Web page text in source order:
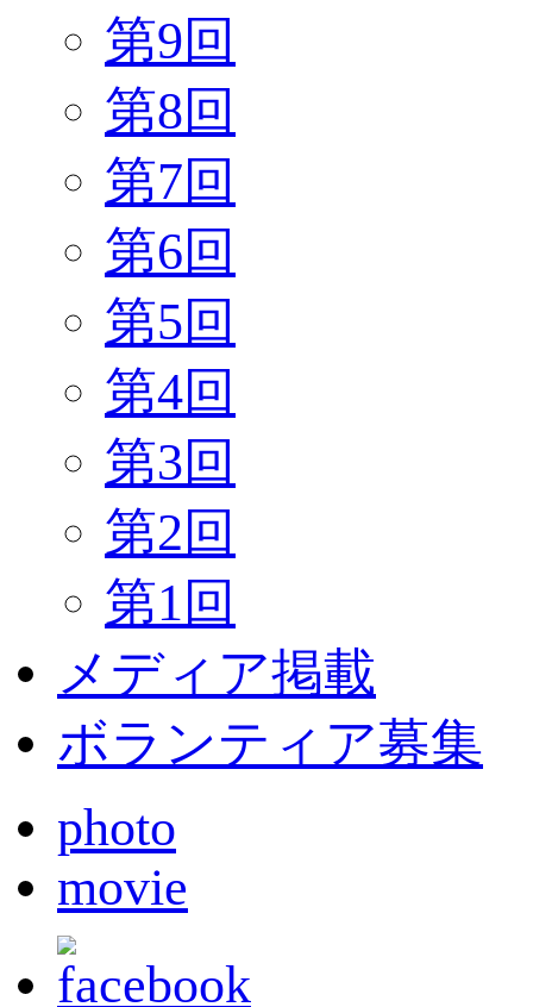
第9回
第8回
第7回
第6回
第5回
第4回
第3回
第2回
第1回
メディア掲載
ボランティア募集
photo
movie